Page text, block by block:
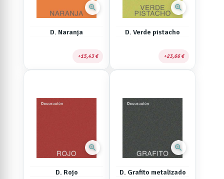
zoom_in
D. Naranja
15,43 €
zoom_in
D. Verde pistacho
23,66 €
zoom_in
D. Rojo
zoom_in
D. Grafito metalizado